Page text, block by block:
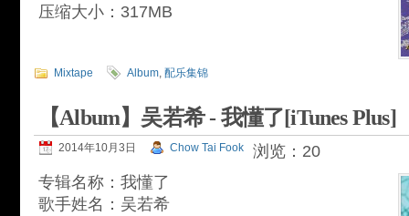
压缩大小：317MB
Mixtape Album, 配乐集锦
【Album】吴若希 - 我懂了[iTunes Plus]
2014年10月3日 Chow Tai Fook
浏览：20
专辑名称：我懂了
歌手姓名：吴若希